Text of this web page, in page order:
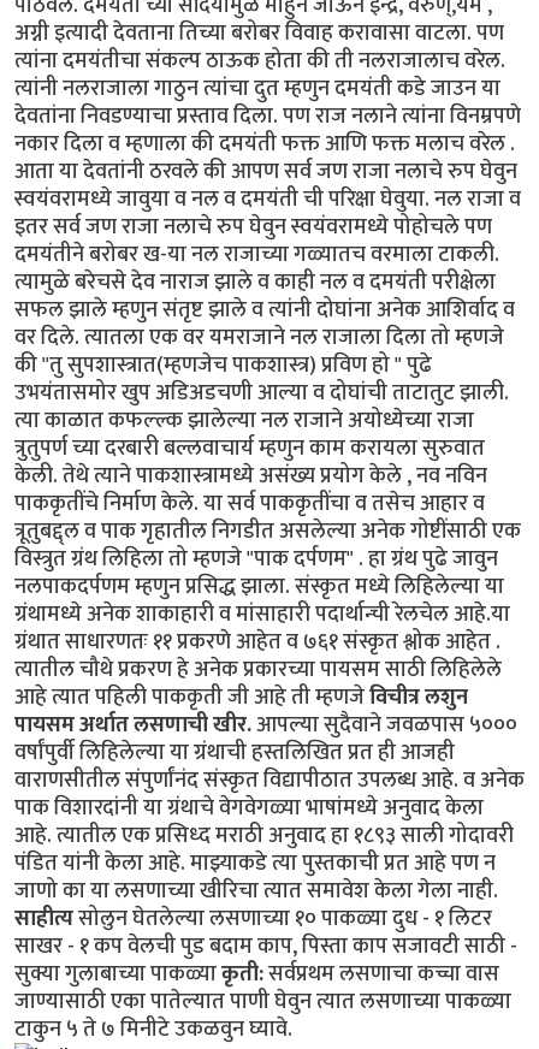
अग्नी इत्यादी देवताना तिच्या बरोबर विवाह करावासा वाटला. पण
त्यांना दमयंतीचा संकल्प ठाऊक होता की ती नलराजालाच वरेल.
त्यांनी नलराजाला गाठुन त्यांचा दुत म्हणुन दमयंती कडे जाउन या
देवतांना निवडण्याचा प्रस्ताव दिला. पण राज नलाने त्यांना विनम्रपणे
नकार दिला व म्हणाला की दमयंती फक्त आणि फक्त मलाच वरेल .
आता या देवतांनी ठरवले की आपण सर्व जण राजा नलाचे रुप घेवुन
स्वयंवरामध्ये जावुया व नल व दमयंती ची परिक्षा घेवुया. नल राजा व
इतर सर्व जण राजा नलाचे रुप घेवुन स्वयंवरामध्ये पोहोचले पण
दमयंतीने बरोबर ख-या नल राजाच्या गळ्यातच वरमाला टाकली.
त्यामुळे बरेचसे देव नाराज झाले व काही नल व दमयंती परीक्षेला
सफल झाले म्हणुन संतृष्ट झाले व त्यांनी दोघांना अनेक आशिर्वाद व
वर दिले. त्यातला एक वर यमराजाने नल राजाला दिला तो म्हणजे
की "तु सुपशास्त्रात(म्हणजेच पाकशास्त्र) प्रविण हो " पुढे
उभयंतासमोर खुप अडिअडचणी आल्या व दोघांची ताटातुट झाली.
त्या काळात कफल्ल्क झालेल्या नल राजाने अयोध्येच्या राजा
त्रुतुपर्ण च्या दरबारी बल्लवाचार्य म्हणुन काम करायला सुरुवात
केली. तेथे त्याने पाकशास्त्रामध्ये असंख्य प्रयोग केले , नव नविन
पाककृतींचे निर्माण केले. या सर्व पाककृतींचा व तसेच आहार व
त्रूतुबद्द्ल व पाक गृहातील निगडीत असलेल्या अनेक गोष्टींसाठी एक
विस्त्रुत ग्रंथ लिहिला तो म्हणजे "पाक दर्पणम" . हा ग्रंथ पुढे जावुन
नलपाकदर्पणम म्हणुन प्रसिद्ध झाला. संस्कृत मध्ये लिहिलेल्या या
ग्रंथामध्ये अनेक शाकाहारी व मांसाहारी पदार्थान्ची रेलचेल आहे.या
ग्रंथात साधारणतः ११ प्रकरणे आहेत व ७६१ संस्कृत श्लोक आहेत .
त्यातील चौथे प्रकरण हे अनेक प्रकारच्या पायसम साठी लिहिलेले
आहे त्यात पहिली पाककृती जी आहे ती म्हणजेविचीत्र लशुन
पायसम अर्थात लसणाची खीर.आपल्या सुदैवाने जवळपास ५०००
वर्षांपुर्वी लिहिलेल्या या ग्रंथाची हस्तलिखित प्रत ही आजही
वाराणसीतील संपुर्णांनंद संस्कृत विद्यापीठात उपलब्ध आहे. व अनेक
पाक विशारदांनी या ग्रंथाचे वेगवेगळ्या भाषांमध्ये अनुवाद केला
आहे. त्यातील एक प्रसिध्द मराठी अनुवाद हा १८९३ साली गोदावरी
पंडित यांनी केला आहे. माझ्याकडे त्या पुस्तकाची प्रत आहे पण न
जाणो का या लसणाच्या खीरिचा त्यात समावेश केला गेला नाही.
साहीत्यसोलुन घेतलेल्या लसणाच्या १० पाकळ्या दुध - १ लिटर
साखर - १ कप वेलची पुड बदाम काप, पिस्ता काप सजावटी साठी -
सुक्या गुलाबाच्या पाकळ्याकृती:सर्वप्रथम लसणाचा कच्चा वास
जाण्यासाठी एका पातेल्यात पाणी घेवुन त्यात लसणाच्या पाकळ्या
टाकुन ५ ते ७ मिनीटे उकळवुन घ्यावे.